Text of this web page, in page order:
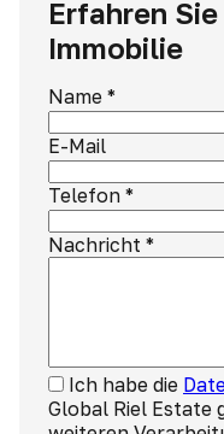
Erfahren
Immobilie
Name *
E-Mail
Telefon *
Nachricht *
Ich habe die
Global Riel Estate